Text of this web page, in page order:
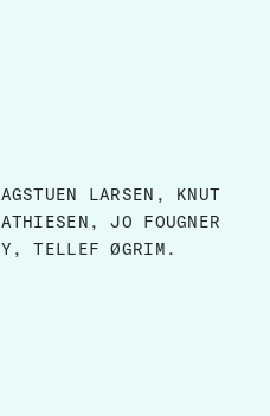
LARSEN, KNUT
JO FOUGNER
TELLEF ØGRIM.